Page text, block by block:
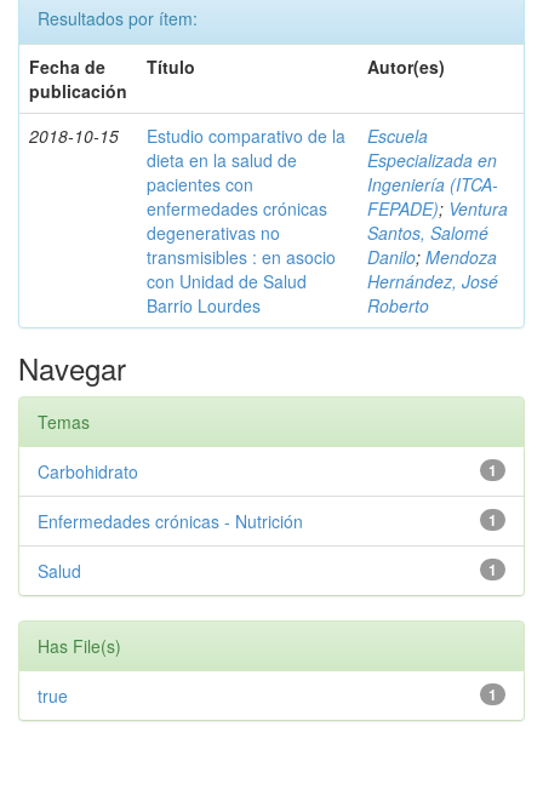
Resultados por ítem:
Fecha de
publicación
Título Autor(es)
2018-10-15
Estudio comparativo de la
dieta en la salud de
pacientes con
enfermedades crónicas
degenerativas no
transmisibles : en asocio
con Unidad de Salud
Barrio Lourdes
Escuela
Especializada en
Ingeniería (ITCA-
FEPADE); Ventura
Santos, Salomé
Danilo; Mendoza
Hernández, José
Roberto
Navegar
Temas
1
Carbohidrato
1
Enfermedades crónicas - Nutrición
1
Salud
Has File(s)
1
true